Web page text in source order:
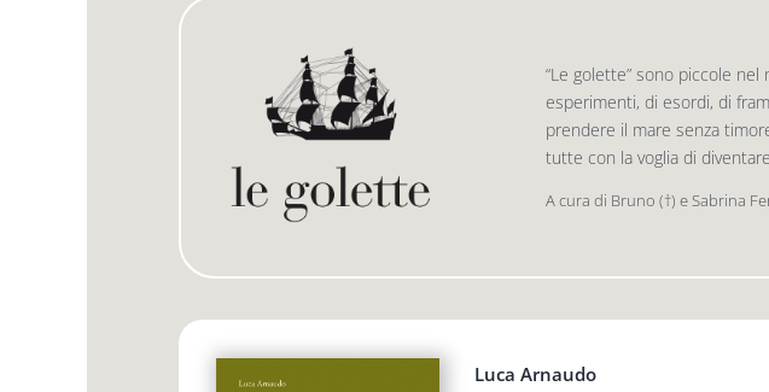
“Le golette” sono piccole
esperimenti, di esordi, di
prendere il mare senza
tutte con la voglia di
A cura di Bruno (†) e Sabrina
Luca Arnaudo